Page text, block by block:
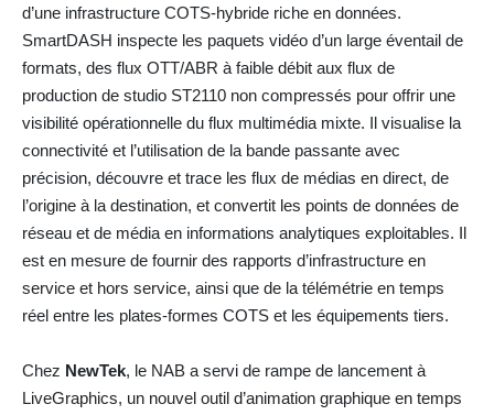
d’une infrastructure COTS-hybride riche en données.
SmartDASH inspecte les paquets vidéo d’un large éventail de
formats, des flux OTT/ABR à faible débit aux flux de
production de studio ST2110 non compressés pour offrir une
visibilité opérationnelle du flux multimédia mixte. Il visualise la
connectivité et l’utilisation de la bande passante avec
précision, découvre et trace les flux de médias en direct, de
l’origine à la destination, et convertit les points de données de
réseau et de média en informations analytiques exploitables. Il
est en mesure de fournir des rapports d’infrastructure en
service et hors service, ainsi que de la télémétrie en temps
réel entre les plates-formes COTS et les équipements tiers.
Chez NewTek, le NAB a servi de rampe de lancement à
LiveGraphics, un nouvel outil d’animation graphique en temps